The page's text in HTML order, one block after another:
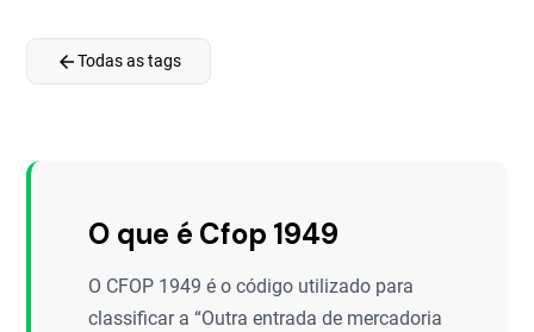
arrow_backTodas as tags
O que é Cfop 1949
O CFOP 1949 é o código utilizado para
classificar a “Outra entrada de mercadoria